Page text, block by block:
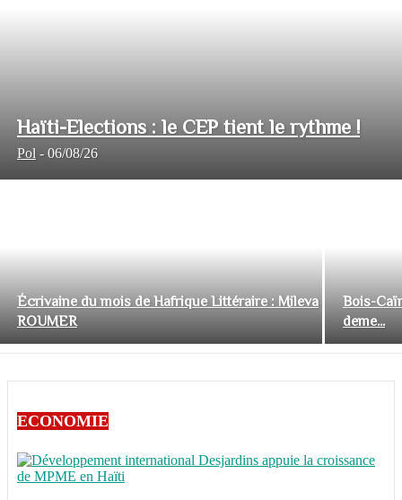
Haïti-Elections : le CEP tient le rythme !
Pol - 06/08/26
Écrivaine du mois de Hafrique Littéraire : Mileva
ROUMER
Bois-
deme...
ECONOMIE